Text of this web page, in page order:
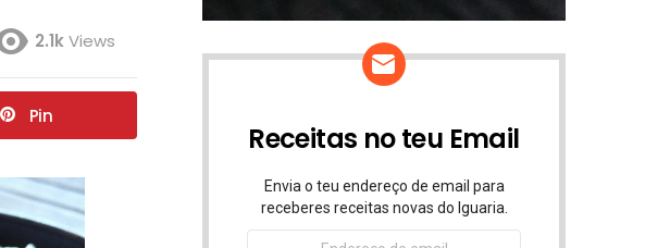
2.1kViews
Pin
Receitas no teu Email
Envia o teu endereço de email para
receberes receitas novas do Iguaria.
Endereço